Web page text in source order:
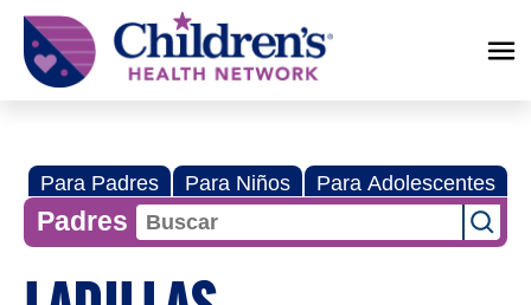
Children's
Health
Network
Para Padres Para Niños Para Adolescentes
Padres